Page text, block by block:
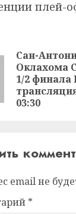
плей-
Сан-
Оклахома
1/2
03:30
email не
*